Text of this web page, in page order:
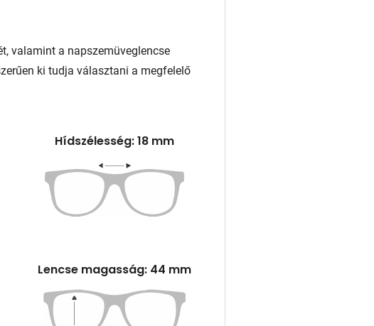
valamint a napszemüveglencse
ki tudja választani a megfelelő
Hídszélesség: 18 mm
Lencse magasság: 44 mm